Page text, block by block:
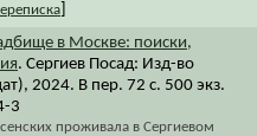
в Москве: поиски,
. Сергиев Посад: Изд-во
2024. В пер. 72 с. 500 экз.
3
проживала в Сергиевом